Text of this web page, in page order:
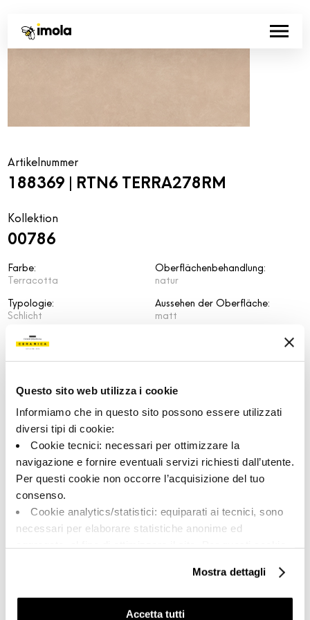
Questo sito web utilizza i cookie
Informiamo che in questo sito possono essere utilizzati
diversi tipi di cookie:
Cookie tecnici: necessari per ottimizzare la
navigazione e fornire eventuali servizi richiesti dall’utente.
Per questi cookie non occorre l’acquisizione del tuo
consenso.
Cookie analytics/statistici: equiparati ai tecnici, sono
necessari per elaborare statistiche anonime ed
Cookie di profilazione/marketing: sono utilizzati, solo
previo tuo consenso, per esaminare le tue abitudini di
navigazione e mostrarti quindi avvisi pubblicitari mirati, in
Mostra dettagli
Accetta tutti
Artikelnummer
188369 | RTN6 TERRA278RM
Kollektion
00786
Farbe:
Terracotta
Typologie:
Schlicht
Format:
120.0x278.0
Oberflächenbehandlung:
natur
Aussehen der Oberfläche:
matt
MQ
Share: